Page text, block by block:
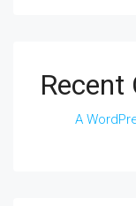
Recent
A